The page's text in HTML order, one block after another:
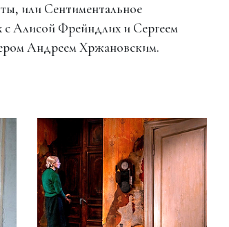
или Сентиментальное
с Алисой Фрейндлих и Сергеем
Андреем Хржановским.